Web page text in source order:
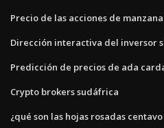
Precio de las acciones de
Dirección interactiva del inversor
Predicción de precios de ada
Crypto brokers sudáfrica
¿qué son las hojas rosadas